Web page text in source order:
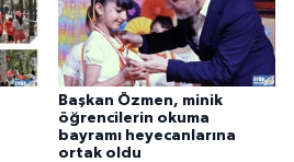
Başkan Özmen, minik
öğrencilerin okuma
bayramı heyecanlarına
ortak oldu